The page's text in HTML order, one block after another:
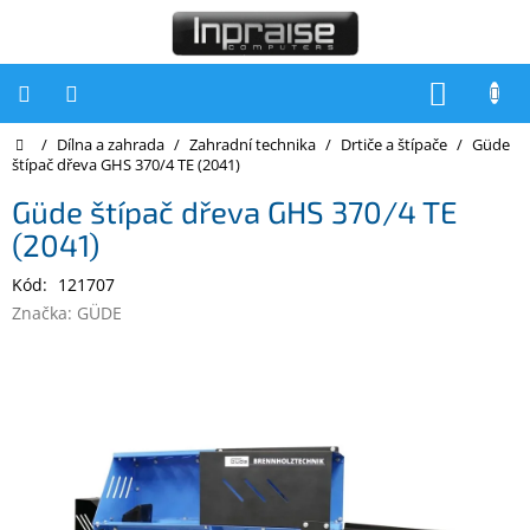
Počítače
Inpraise
Notebooky
Tiskárny
Domů
/ Dílna a zahrada / Zahradní technika / Drtiče a štípače / Güde
štípač dřeva GHS 370/4 TE (2041)
Güde štípač dřeva GHS 370/4 TE
(2041)
Kód: 121707
Značka: GÜDE